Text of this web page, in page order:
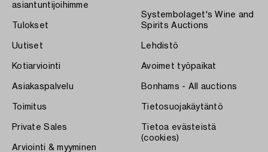
asiantuntijoihimme
Tulokset
Uutiset
Kotiarviointi
Asiakaspalvelu
Toimitus
Private Sales
Arviointi & myyminen
Systembolaget's Wine and
Spirits Auctions
Lehdistö
Avoimet työpaikat
Bonhams - All auctions
Tietosuojakäytäntö
Tietoa evästeistä
(cookies)